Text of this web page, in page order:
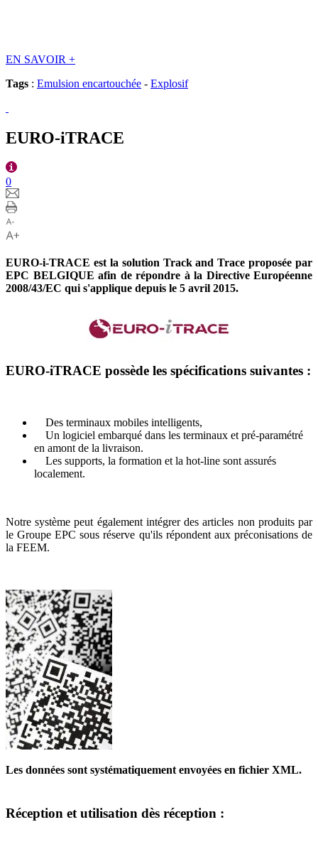
EN SAVOIR +
Tags : Emulsion encartouchée - Explosif
EURO-iTRACE
0
EURO-i-TRACE est la solution Track and Trace proposée par
EPC BELGIQUE afin de répondre à la Directive Européenne
2008/43/EC qui s'applique depuis le 5 avril 2015.
EURO-iTRACE possède les spécifications suivantes :
Des terminaux mobiles intelligents,
Un logiciel embarqué dans les terminaux et pré-paramétré
en amont de la livraison.
Les supports, la formation et la hot-line sont assurés
localement.
Notre système peut également intégrer des articles non produits par
le Groupe EPC sous réserve qu'ils répondent aux préconisations de
la FEEM.
Les données sont systématiquement envoyées en fichier XML.
Réception et utilisation dès réception :